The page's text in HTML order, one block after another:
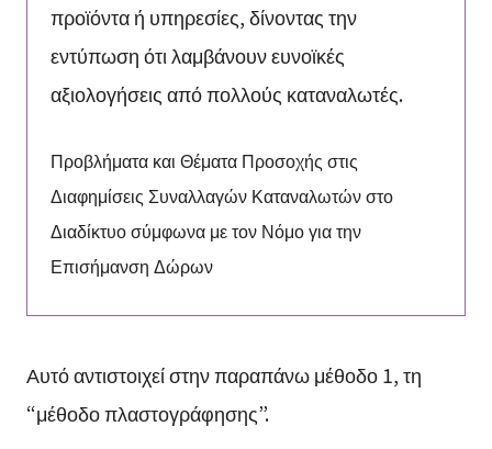
προϊόντα ή υπηρεσίες, δίνοντας την
εντύπωση ότι λαμβάνουν ευνοϊκές
αξιολογήσεις από πολλούς καταναλωτές.
Προβλήματα και Θέματα Προσοχής στις
Διαφημίσεις Συναλλαγών Καταναλωτών στο
Διαδίκτυο σύμφωνα με τον Νόμο για την
Επισήμανση Δώρων
Αυτό αντιστοιχεί στην παραπάνω μέθοδο 1, τη
“μέθοδο πλαστογράφησης”.